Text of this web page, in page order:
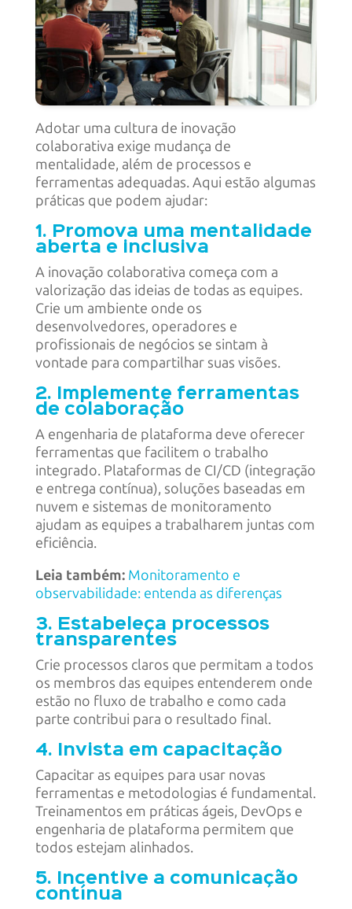
Adotar uma cultura de inovação
colaborativa exige mudança de
mentalidade, além de processos e
ferramentas adequadas. Aqui estão algumas
práticas que podem ajudar:
1. Promova uma mentalidade
aberta e inclusiva
A inovação colaborativa começa com a
valorização das ideias de todas as equipes.
Crie um ambiente onde os
desenvolvedores, operadores e
profissionais de negócios se sintam à
vontade para compartilhar suas visões.
2. Implemente ferramentas
de colaboração
A engenharia de plataforma deve oferecer
ferramentas que facilitem o trabalho
integrado. Plataformas de CI/CD (integração
e entrega contínua), soluções baseadas em
nuvem e sistemas de monitoramento
ajudam as equipes a trabalharem juntas com
eficiência.
Leia também: Monitoramento e
observabilidade: entenda as diferenças
3. Estabeleça processos
transparentes
Crie processos claros que permitam a todos
os membros das equipes entenderem onde
estão no fluxo de trabalho e como cada
parte contribui para o resultado final.
4. Invista em capacitação
Capacitar as equipes para usar novas
ferramentas e metodologias é fundamental.
Treinamentos em práticas ágeis, DevOps e
engenharia de plataforma permitem que
todos estejam alinhados.
5. Incentive a comunicação
contínua